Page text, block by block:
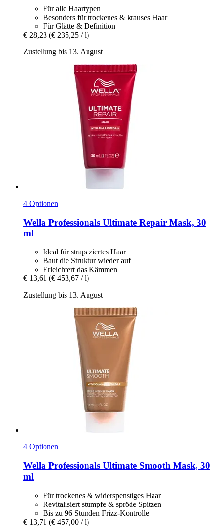
Für alle Haartypen
Besonders für trockenes & krauses Haar
Für Glätte & Definition
€ 28,23 (€ 235,25 / l)
Zustellung bis 13. August
4 Optionen
Wella Professionals Ultimate Repair Mask, 30
ml
Ideal für strapaziertes Haar
Baut die Struktur wieder auf
Erleichtert das Kämmen
€ 13,61 (€ 453,67 / l)
Zustellung bis 13. August
4 Optionen
Wella Professionals Ultimate Smooth Mask, 30
ml
Für trockenes & widerspenstiges Haar
Revitalisiert stumpfe & spröde Spitzen
Bis zu 96 Stunden Frizz-Kontrolle
€ 13,71 (€ 457,00 / l)